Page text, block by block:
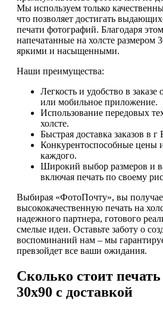
Мы используем только
что позволяет достигать
печати фотографий. Благодаря
напечатанные на холсте размером
яркими и насыщенными.
Наши преимущества:
Легкость и удобство в заказе
или мобильное приложение.
Использование передовых
холсте.
Быстрая доставка заказов в г
Конкурентоспособные цены
каждого.
Широкий выбор размеров и
включая печать по своему
Выбирая «ФотоПочту», вы
высококачественную печать на
надежного партнера, готового
смелые идеи. Оставьте заботу о
воспоминаний нам – мы
превзойдет все ваши ожидания.
Сколько стоит печать
30х90 с доставкой